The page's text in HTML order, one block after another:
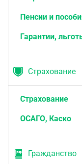
Пенсии и
Гарантии,
Страхование
Страхование
ОСАГО, Каско
Гражданство